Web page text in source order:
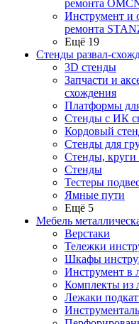
ремонта OMCN
Инструмент и
ремонта
Ещё 19
Стенды развал-
3D стенды
Запчасти и
схождения
Платформы для
Стенды с ИК
Кордовый
Стенды для
Стенды, круги
Стенды
Тестеры
Ямные пути
Ещё 5
Мебель
Верстаки
Тележки
Шкафы
Инструмент в
Комплекты из
Лежаки